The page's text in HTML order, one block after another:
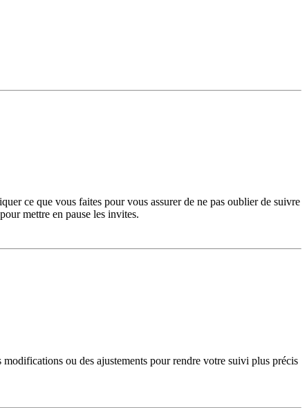
ce que vous faites pour vous assurer de ne pas oublier de suivre
mettre en pause les invites.
ou des ajustements pour rendre votre suivi plus précis